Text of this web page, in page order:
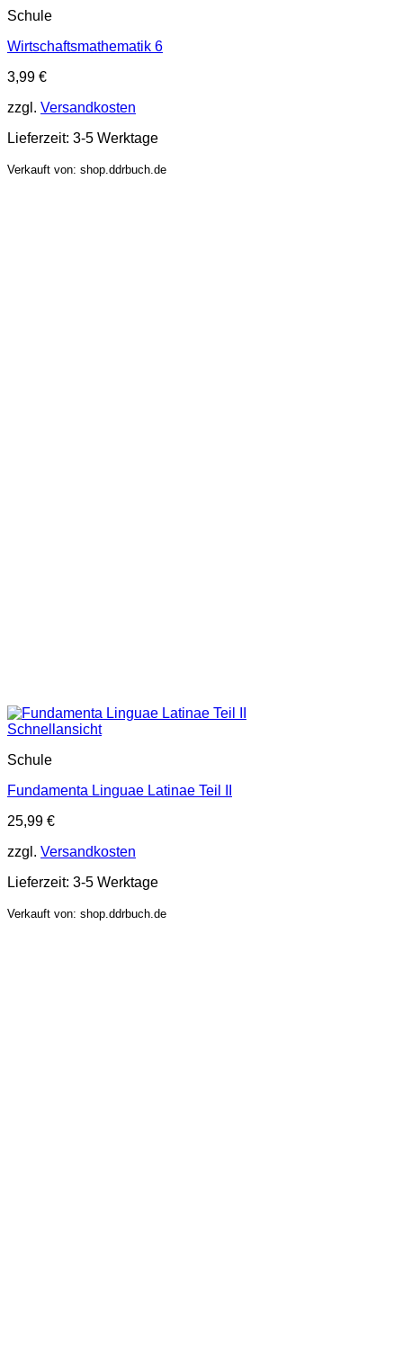
Schule
Wirtschaftsmathematik 6
3,99 €
zzgl. Versandkosten
Lieferzeit: 3-5 Werktage
Verkauft von: shop.ddrbuch.de
Schnellansicht
Schule
Fundamenta Linguae Latinae Teil II
25,99 €
zzgl. Versandkosten
Lieferzeit: 3-5 Werktage
Verkauft von: shop.ddrbuch.de